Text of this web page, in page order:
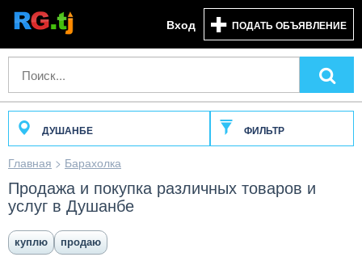
Вход ПОДАТЬ ОБЪЯВЛЕНИЕ
ДУШАНБЕ ФИЛЬТР
Главная > Барахолка
Продажа и покупка различных товаров и
услуг в Душанбе
куплю продаю